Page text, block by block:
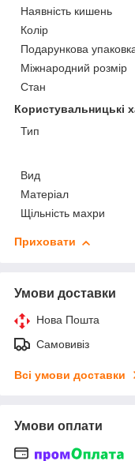
Наявність кишень
Колір
Подарункова
Міжнародний розмір
Стан
Користувальницькі
Тип
Вид
Матеріал
Щільність махри
Приховати
Умови доставки
Нова Пошта
Самовивіз
Всі умови доставки
Умови оплати